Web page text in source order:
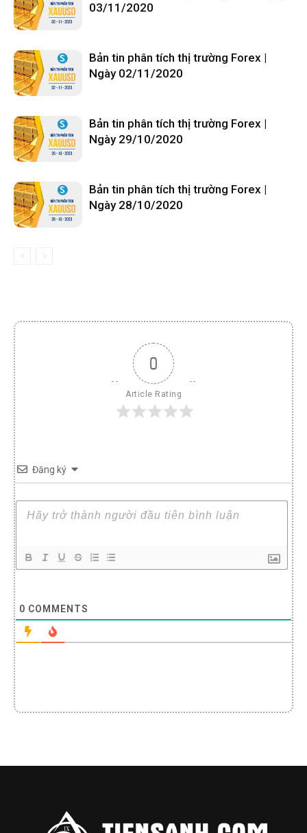
03/11/2020
Bản tin phân tích thị trường Forex |
Ngày 02/11/2020
Bản tin phân tích thị trường Forex |
Ngày 29/10/2020
Bản tin phân tích thị trường Forex |
Ngày 28/10/2020
0
Article Rating
Đăng ký
0 COMMENTS